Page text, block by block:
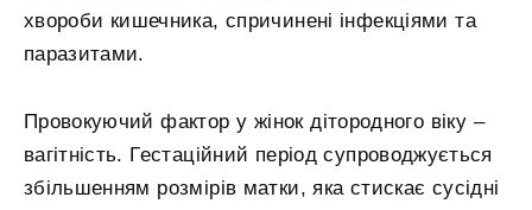
хвороби кишечника, спричинені інфекціями та
паразитами.
Провокуючий фактор у жінок дітородного віку –
вагітність. Гестаційний період супроводжується
збільшенням розмірів матки, яка стискає сусідні